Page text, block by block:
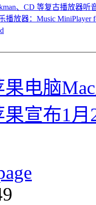
、CD 等复古播放器听
放器：Music MiniPlayer
电脑
宣布1